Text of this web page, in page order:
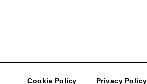
Cookie Policy Privacy Policy